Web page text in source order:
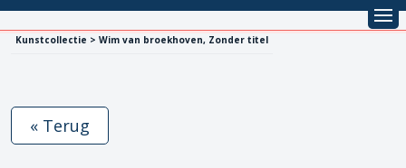
Kunstcollectie > Wim van broekhoven, Zonder titel
« Terug